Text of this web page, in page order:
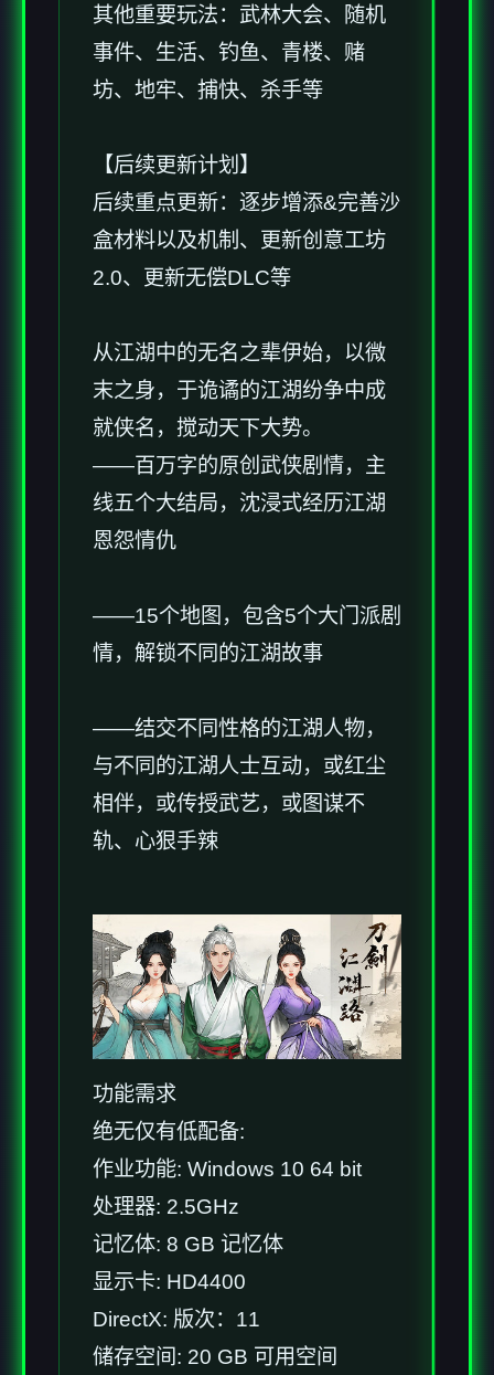
其他重要玩法：武林大会、随机
事件、生活、钓鱼、青楼、赌
坊、地牢、捕快、杀手等
【后续更新计划】
后续重点更新：逐步增添&完善沙
盒材料以及机制、更新创意工坊
2.0、更新无偿DLC等
从江湖中的无名之辈伊始，以微
末之身，于诡谲的江湖纷争中成
就侠名，搅动天下大势。
——百万字的原创武侠剧情，主
线五个大结局，沈浸式经历江湖
恩怨情仇
——15个地图，包含5个大门派剧
情，解锁不同的江湖故事
——结交不同性格的江湖人物，
与不同的江湖人士互动，或红尘
相伴，或传授武艺，或图谋不
轨、心狠手辣
功能需求
绝无仅有低配备:
作业功能: Windows 10 64 bit
处理器: 2.5GHz
记忆体: 8 GB 记忆体
显示卡: HD4400
DirectX: 版次：11
储存空间: 20 GB 可用空间